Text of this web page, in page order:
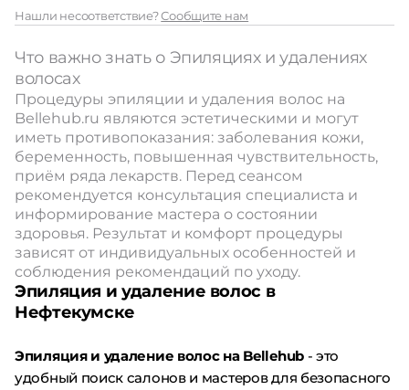
Нашли несоответствие?Сообщите нам
Что важно знать о Эпиляциях и удалениях
волосах
Процедуры эпиляции и удаления волос на
Bellehub.ru являются эстетическими и могут
иметь противопоказания: заболевания кожи,
беременность, повышенная чувствительность,
приём ряда лекарств. Перед сеансом
рекомендуется консультация специалиста и
информирование мастера о состоянии
здоровья. Результат и комфорт процедуры
зависят от индивидуальных особенностей и
соблюдения рекомендаций по уходу.
Эпиляция и удаление волос в
Нефтекумске
Эпиляция и удаление волос на Bellehub- это
удобный поиск салонов и мастеров для безопасного